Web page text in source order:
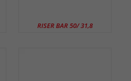
RISER BAR 50/ 31,8